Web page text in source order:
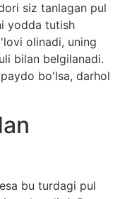
siz tanlagan pul
yodda tutish
olinadi, uning
bilan belgilanadi.
bo'lsa, darhol
bu turdagi pul